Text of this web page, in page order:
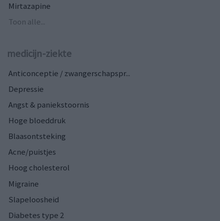
Mirtazapine
Toon alle...
medicijn-ziekte
Anticonceptie / zwangerschapspr...
Depressie
Angst & paniekstoornis
Hoge bloeddruk
Blaasontsteking
Acne/puistjes
Hoog cholesterol
Migraine
Slapeloosheid
Diabetes type 2